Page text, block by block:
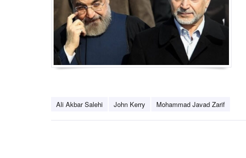
Ali Akbar Salehi John Kerry Mohammad Javad Zarif